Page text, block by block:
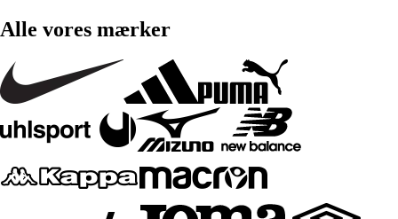
Alle vores mærker